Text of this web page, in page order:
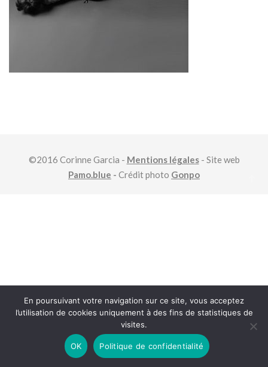
©2016 Corinne Garcia - Mentions légales- Site web
Pamo.blue - Crédit photo Gonpo
En poursuivant votre navigation sur ce site, vous acceptez
l’utilisation de cookies uniquement à des fins de statistiques de
visites.
OK Politique de confidentialité